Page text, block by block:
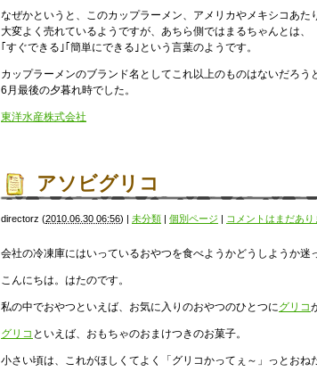
なぜかというと、このカップラーメン、アメリカやメキシコあた
大変よく売れているようですが、あちら側ではまるちゃんとは、
｢すぐできる｣｢簡単にできる｣という言葉のようです。
カップラーメンのブランド名としてこれ以上のものはないだろう
6月最後の夕暮れ時でした。
東洋水産株式会社
アソビグリコ
directorz (2010.06.30 06:56) | 未分類 | 個別ページ | コメントはまだあり
会社の冷凍庫にはいっているおやつを食べようかどうしようか迷
こんにちは。はたのです。
私の中でおやつといえば、お気に入りのおやつのひとつにグリコ
グリコ といえば、おもちゃのおまけつきのお菓子。
小さい頃は、これがほしくてよく「グリコかってぇ～」っとおね